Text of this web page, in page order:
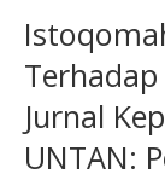
Jurnal
UNTAN: